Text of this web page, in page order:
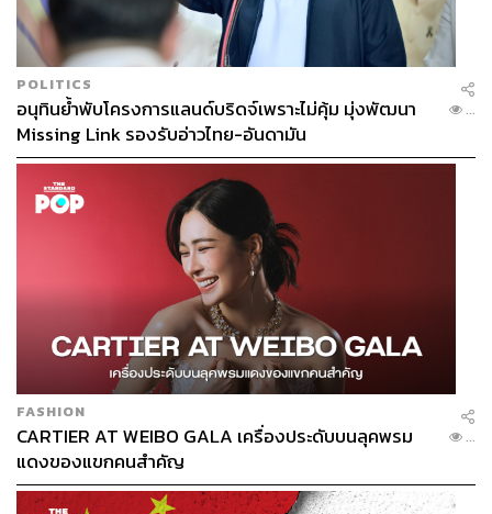
โลกที่แวดล้อมไปด้วยเทคโนโลยีและ AI จะสร้างโลกที่
สุขภาพดีขึ้นได้อย่างไร?
เมื่อถามถึงหัวข้อการประชุมปีนี้ นพ.สุวิทย์ บอกว่า “จริงๆ แล้ว
เป็นประเด็นที่คณะกรรมการพิจารณากันมากว่า 5-6 ปี ก่อนที่
จะเกิดการระบาดของโรคโควิด-19 เสียอีก
“เวลานั้นเราคุยกันว่าในอนาคตจะมีเมกะเทรนด์อะไรบ้างที่
กระทบต่อระบบสุขภาพ จนกระทั่งได้มา 4 เรื่อง ได้แก่
Climate Change, Geopolitics, Technology Disruption และ
เรื่องการเปลี่ยนแปลงประชากร ไม่ว่าจะเป็นประชากรย้ายถิ่น
คนเกิดน้อย การเข้าสู่ Aging Society ที่ประชุมก็สรุปว่าจะจัด
งานประชุมต่อเนื่องใน 4 หัวข้อนี้”
POLITICS
อนุทินย้ำพับโครงการแลนด์บริดจ์เพราะไม่คุ้ม มุ่งพัฒนา
Missing Link รองรับอ่าวไทย-อันดามัน
...
FASHION
CARTIER AT WEIBO GALA เครื่องประดับบนลุคพรม
แดงของแขกคนสำคัญ
...